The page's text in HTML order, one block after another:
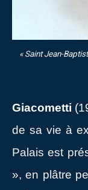
« Saint Jean-
Giacometti
de sa vie à
Palais est
», en plâtre